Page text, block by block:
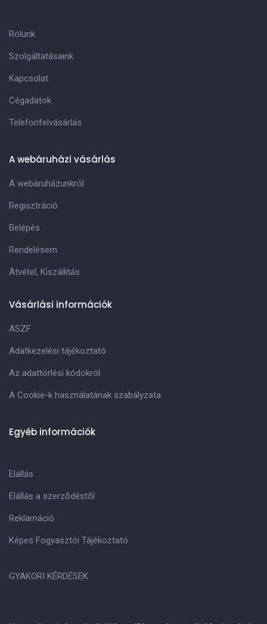
Rólunk
Szolgáltatásaink
Kapcsolat
Cégadatok
Telefonfelvásárlás
A webáruházi vásárlás
A webáruházunkról
Regisztráció
Belépés
Rendelésem
Átvétel, Kiszállitás
Vásárlási információk
ASZF
Adatkezelési tájékoztató
Az adattörlési kódokról
A Cookie-k használatának szabályzata
Egyéb információk
Elállás
Elállás a szerződéstől
Reklamáció
Képes Fogyasztói Tájékoztató
GYAKORI KÉRDÉSEK